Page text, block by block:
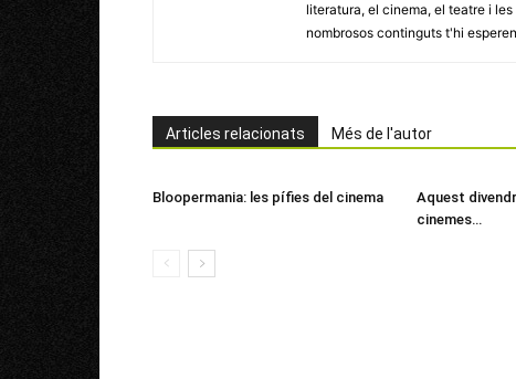
literatura, el cinema, el teatre i
nombrosos continguts t'hi
Articles relacionats Més de l'autor
Bloopermania: les pífies del cinema
Aquest
cinemes…